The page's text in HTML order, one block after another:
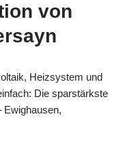
von
Heizsystem und
Die sparstärkste
Ewighausen,